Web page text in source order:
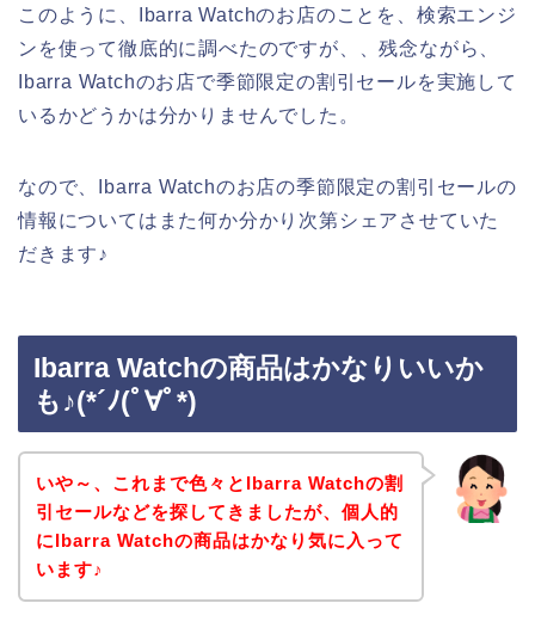
このように、Ibarra Watchのお店のことを、検索エンジ
ンを使って徹底的に調べたのですが、、残念ながら、
Ibarra Watchのお店で季節限定の割引セールを実施して
いるかどうかは分かりませんでした。
なので、Ibarra Watchのお店の季節限定の割引セールの
情報についてはまた何か分かり次第シェアさせていた
だきます♪
Ibarra Watchの商品はかなりいいか
も♪(*´ﾉ(ﾟ∀ﾟ*)
いや～、これまで色々とIbarra Watchの割
引セールなどを探してきましたが、個人的
にIbarra Watchの商品はかなり気に入って
います♪